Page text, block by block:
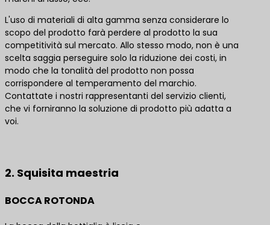
L'uso di materiali di alta gamma senza considerare lo
scopo del prodotto farà perdere al prodotto la sua
competitività sul mercato. Allo stesso modo, non è una
scelta saggia perseguire solo la riduzione dei costi, in
modo che la tonalità del prodotto non possa
corrispondere al temperamento del marchio.
Contattate i nostri rappresentanti del servizio clienti,
che vi forniranno la soluzione di prodotto più adatta a
voi.
2. Squisita maestria
BOCCA ROTONDA